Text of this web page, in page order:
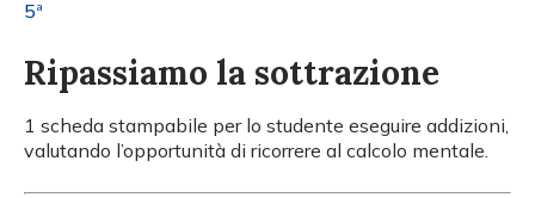
5ª
Ripassiamo la sottrazione
1 scheda stampabile per lo studente eseguire addizioni,
valutando l’opportunità di ricorrere al calcolo mentale.